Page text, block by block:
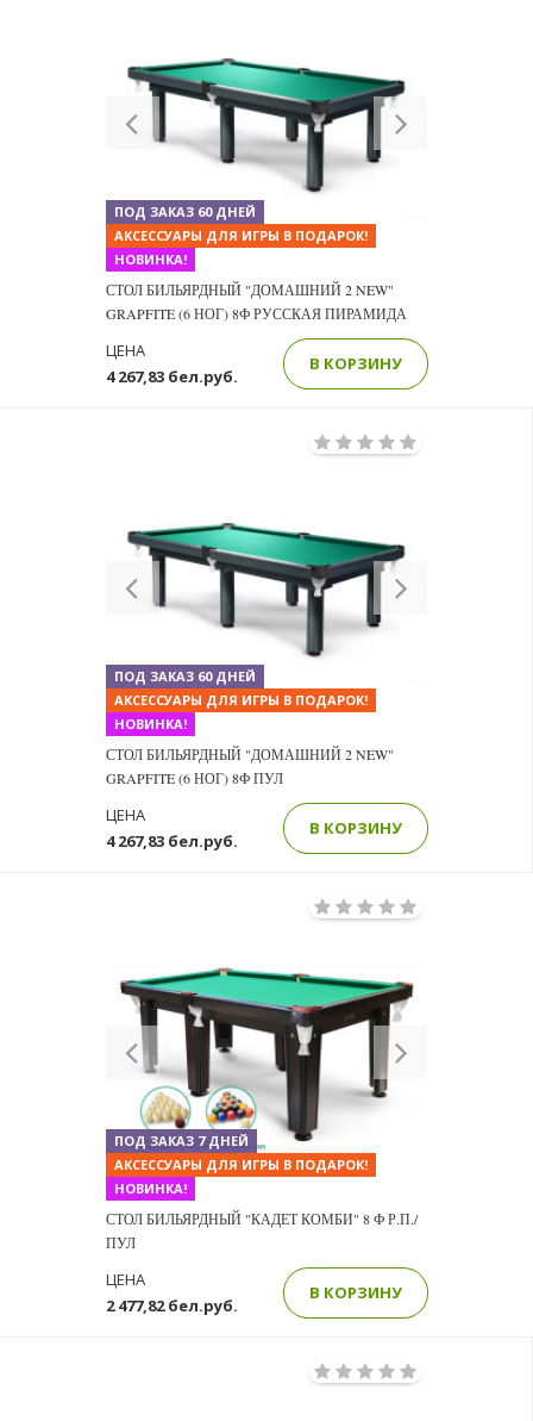
Previous
ПОД ЗАКАЗ 60 ДНЕЙ
АКСЕССУАРЫ ДЛЯ ИГРЫ В ПОДАРОК!
НОВИНКА!
СТОЛ БИЛЬЯРДНЫЙ "ДОМАШНИЙ 2 NEW"
GRAPFITE (6 НОГ) 8Ф РУССКАЯ ПИРАМИДА
4 267,83 бел.руб.
ЦЕНА
В КОРЗИНУ
Previous
ПОД ЗАКАЗ 60 ДНЕЙ
АКСЕССУАРЫ ДЛЯ ИГРЫ В ПОДАРОК!
НОВИНКА!
СТОЛ БИЛЬЯРДНЫЙ "ДОМАШНИЙ 2 NEW"
GRAPFITE (6 НОГ) 8Ф ПУЛ
4 267,83 бел.руб.
ЦЕНА
В КОРЗИНУ
Previous
ПОД ЗАКАЗ 7 ДНЕЙ
АКСЕССУАРЫ ДЛЯ ИГРЫ В ПОДАРОК!
НОВИНКА!
СТОЛ БИЛЬЯРДНЫЙ "КАДЕТ КОМБИ" 8 Ф Р.П./
ПУЛ
2 477,82 бел.руб.
ЦЕНА
В КОРЗИНУ